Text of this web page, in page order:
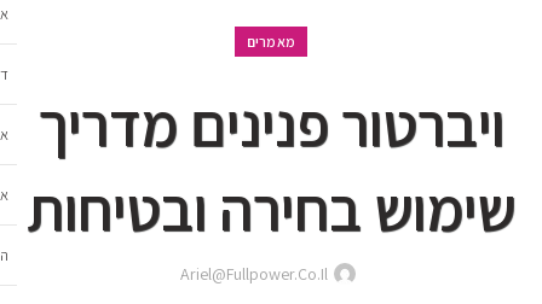
מאמרים
ויברטור פנינים מדריך
שימוש בחירה ובטיחות
Ariel@fullpower.co.il